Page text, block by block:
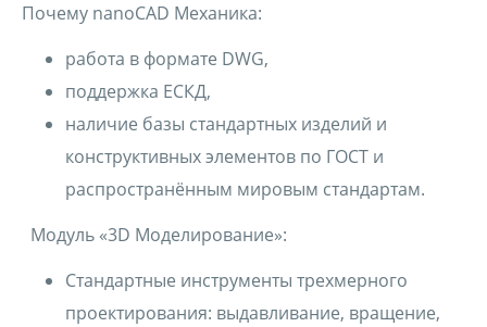
Почему nanoCAD Механика:
работа в формате DWG,
поддержка ЕСКД,
наличие базы стандартных изделий и
конструктивных элементов по ГОСТ и
распространённым мировым стандартам.
Модуль «3D Моделирование»:
Стандартные инструменты трехмерного
проектирования: выдавливание, вращение,